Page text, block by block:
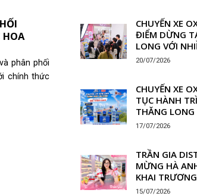
HOA
phân phối
chính thức
CHUYẾN XE
ĐIỂM DỪNG
LONG VỚI
ĐÁNG NHỚ
20/07/2026
CHUYẾN XE
TỤC HÀNH
THĂNG
HOẠT ĐỘNG,
17/07/2026
TRẦN GIA
MỪNG HÀ
KHAI
TẠI SA PA, LÀO
15/07/2026